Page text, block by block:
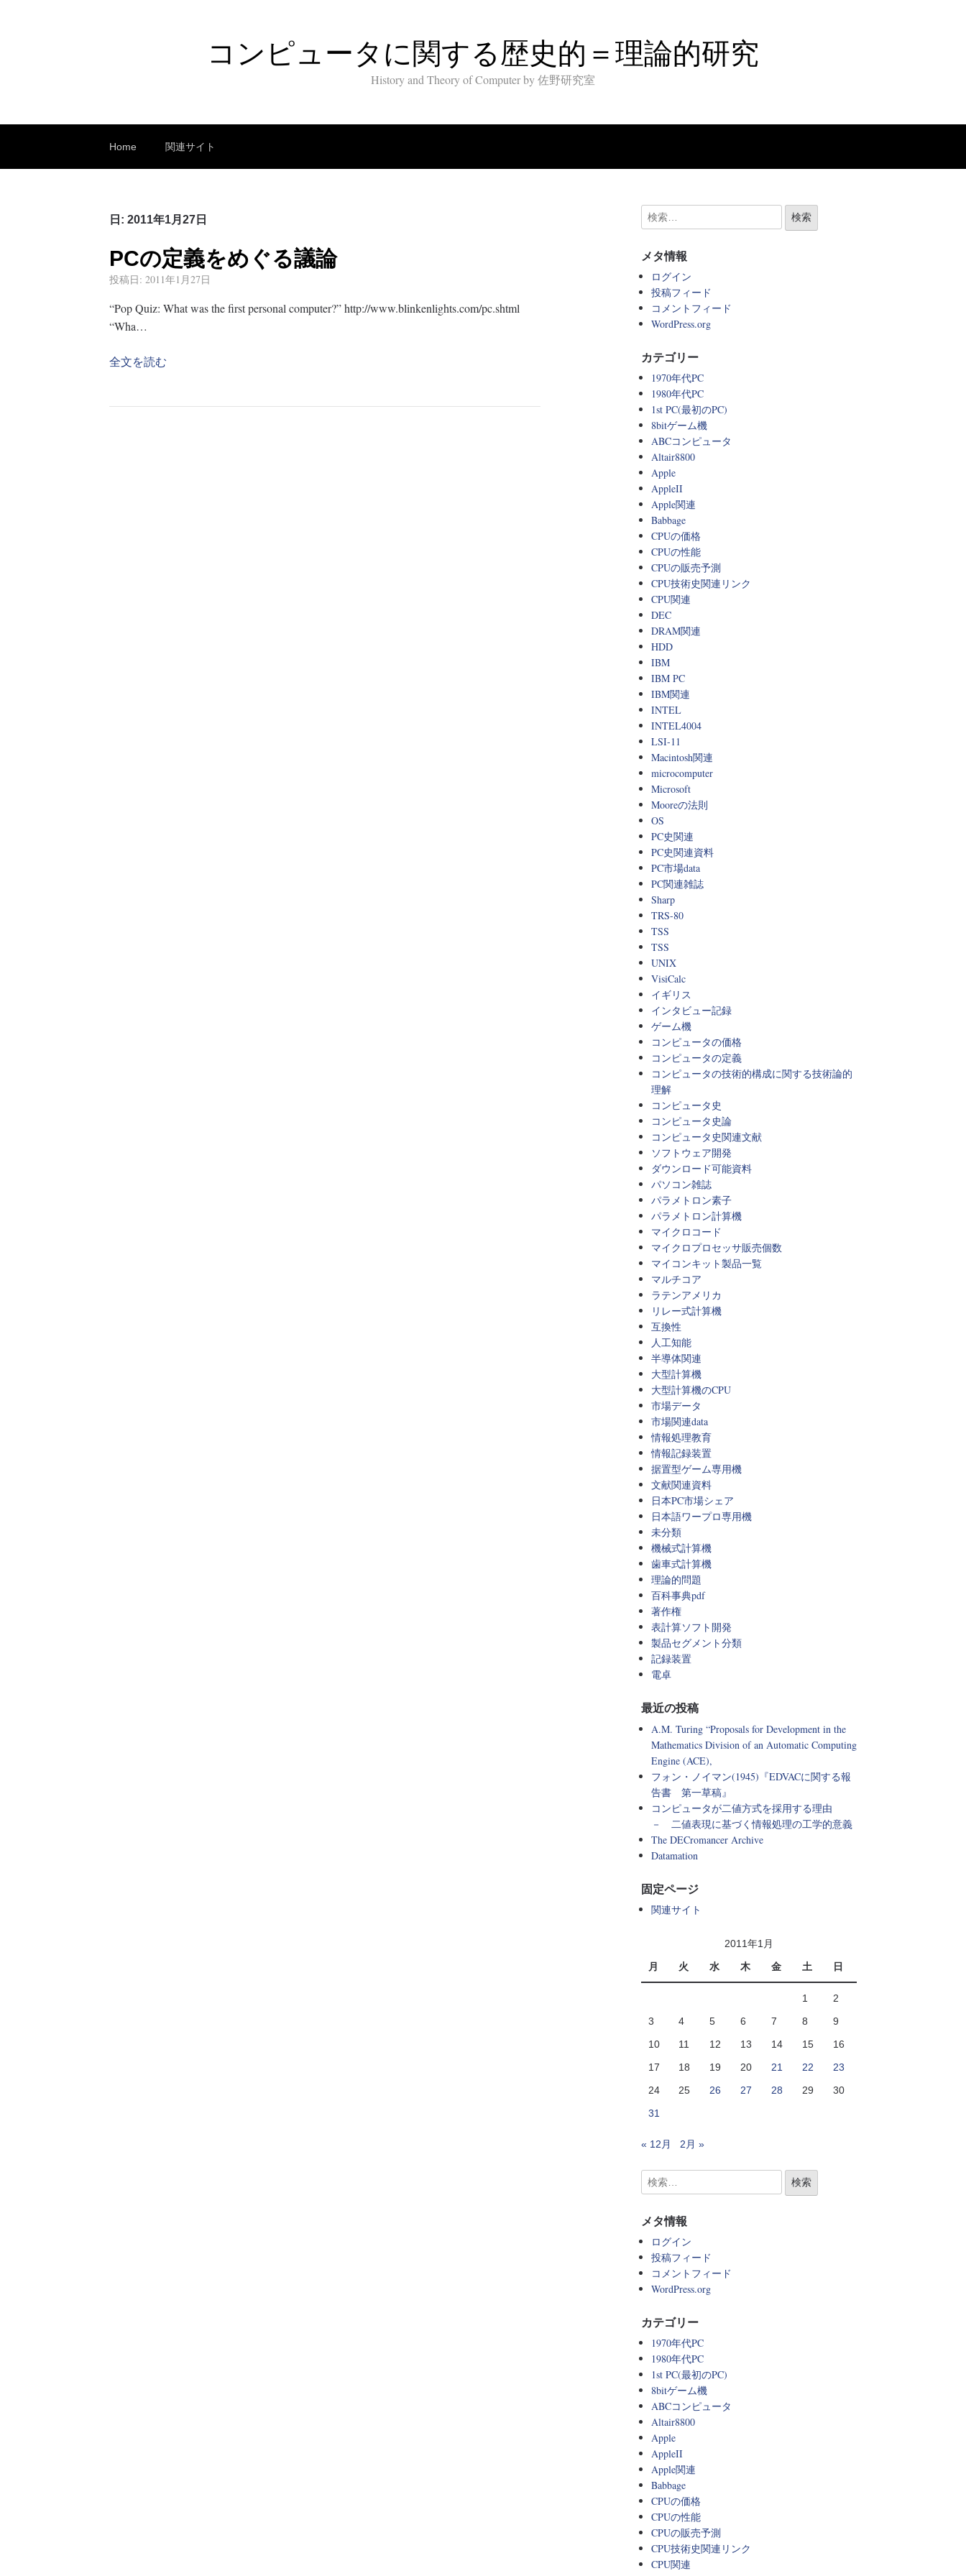
コンピュータに関する歴史的＝理論的研究
History and Theory of Computer by 佐野研究室
Home 関連サイト
日: 2011年1月27日
PCの定義をめぐる議論
投稿日: 2011年1月27日
“Pop Quiz: What was the first personal computer?” http://www.blinkenlights.com/pc.shtml
“Wha…
全文を読む
メタ情報
ログイン
投稿フィード
コメントフィード
WordPress.org
カテゴリー
1970年代PC
1980年代PC
1st PC(最初のPC)
8bitゲーム機
ABCコンピュータ
Altair8800
Apple
AppleII
Apple関連
Babbage
CPUの価格
CPUの性能
CPUの販売予測
CPU技術史関連リンク
CPU関連
DEC
DRAM関連
HDD
IBM
IBM PC
IBM関連
INTEL
INTEL4004
LSI-11
Macintosh関連
microcomputer
Microsoft
Mooreの法則
OS
PC史関連
PC史関連資料
PC市場data
PC関連雑誌
Sharp
TRS-80
TSS
TSS
UNIX
VisiCalc
イギリス
インタビュー記録
ゲーム機
コンピュータの価格
コンピュータの定義
コンピュータの技術的構成に関する技術論的
理解
コンピュータ史
コンピュータ史論
コンピュータ史関連文献
ソフトウェア開発
ダウンロード可能資料
パソコン雑誌
パラメトロン素子
パラメトロン計算機
マイクロコード
マイクロプロセッサ販売個数
マイコンキット製品一覧
マルチコア
ラテンアメリカ
リレー式計算機
互換性
人工知能
半導体関連
大型計算機
大型計算機のCPU
市場データ
市場関連data
情報処理教育
情報記録装置
据置型ゲーム専用機
文献関連資料
日本PC市場シェア
日本語ワープロ専用機
未分類
機械式計算機
歯車式計算機
理論的問題
百科事典pdf
著作権
表計算ソフト開発
製品セグメント分類
記録装置
電卓
最近の投稿
A.M. Turing “Proposals for Development in the
Mathematics Division of an Automatic Computing
Engine (ACE),
フォン・ノイマン(1945)『EDVACに関する報
告書 第一草稿』
コンピュータが二値方式を採用する理由
－ 二値表現に基づく情報処理の工学的意義
The DECromancer Archive
Datamation
固定ページ
関連サイト
2011年1月
月
火 水 木 金 土 日
1
2
3
4 5 6 7 8
9
10
11 12 13 14 15
16
17
18 19 20 21 22
23
24
25 26 27 28 29
30
31
« 12月 2月 »
メタ情報
ログイン
投稿フィード
コメントフィード
WordPress.org
カテゴリー
1970年代PC
1980年代PC
1st PC(最初のPC)
8bitゲーム機
ABCコンピュータ
Altair8800
Apple
AppleII
Apple関連
Babbage
CPUの価格
CPUの性能
CPUの販売予測
CPU技術史関連リンク
CPU関連